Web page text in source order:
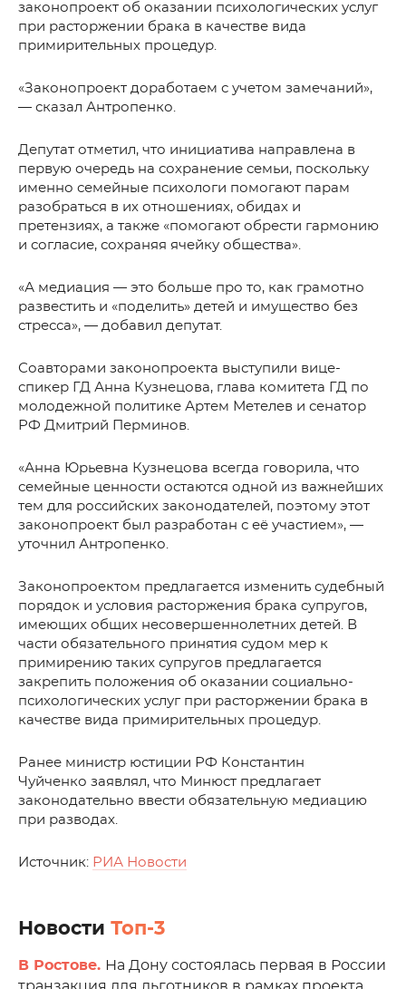
законопроект об оказании психологических услуг
при расторжении брака в качестве вида
примирительных процедур.
«Законопроект доработаем с учетом замечаний»,
— сказал Антропенко.
Депутат отметил, что инициатива направлена в
первую очередь на сохранение семьи, поскольку
именно семейные психологи помогают парам
разобраться в их отношениях, обидах и
претензиях, а также «помогают обрести гармонию
и согласие, сохраняя ячейку общества».
«А медиация — это больше про то, как грамотно
развестить и «поделить» детей и имущество без
стресса», — добавил депутат.
Соавторами законопроекта выступили вице-
спикер ГД Анна Кузнецова, глава комитета ГД по
молодежной политике Артем Метелев и сенатор
РФ Дмитрий Перминов.
«Анна Юрьевна Кузнецова всегда говорила, что
семейные ценности остаются одной из важнейших
тем для российских законодателей, поэтому этот
законопроект был разработан с её участием», —
уточнил Антропенко.
Законопроектом предлагается изменить судебный
порядок и условия расторжения брака супругов,
имеющих общих несовершеннолетних детей. В
части обязательного принятия судом мер к
примирению таких супругов предлагается
закрепить положения об оказании социально-
психологических услуг при расторжении брака в
качестве вида примирительных процедур.
Ранее министр юстиции РФ Константин
Чуйченко заявлял, что Минюст предлагает
законодательно ввести обязательную медиацию
при разводах.
Источник: РИА Новости
Новости Топ-3
В Ростове. На Дону состоялась первая в России